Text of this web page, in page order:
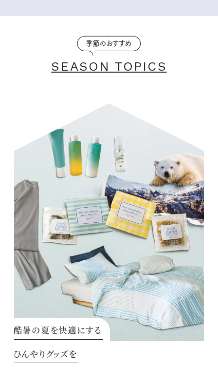
季節のおすすめ
SEASON TOPICS
酷暑の夏を快適にする
ひんやりグッズを